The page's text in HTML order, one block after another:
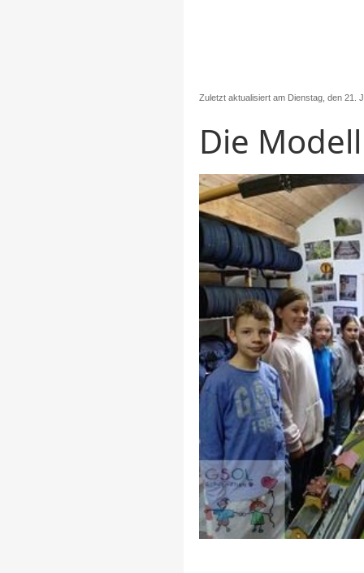
Zuletzt aktualisiert am Dienstag, den 21.
Die